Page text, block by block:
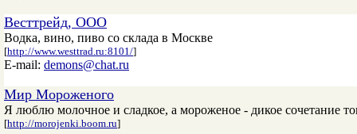
Весттрейд, ООО
Водка, вино, пиво со склада в Москве
[http://www.westtrad.ru:8101/]
E-mail: demons@chat.ru
Мир Мороженого
Я люблю молочное и сладкое, а мороженое - дикое сочетание
[http://morojenki.boom.ru]